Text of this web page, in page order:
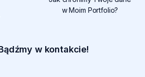
nowej
w
w Moim Portfolio?
w kontakcie!